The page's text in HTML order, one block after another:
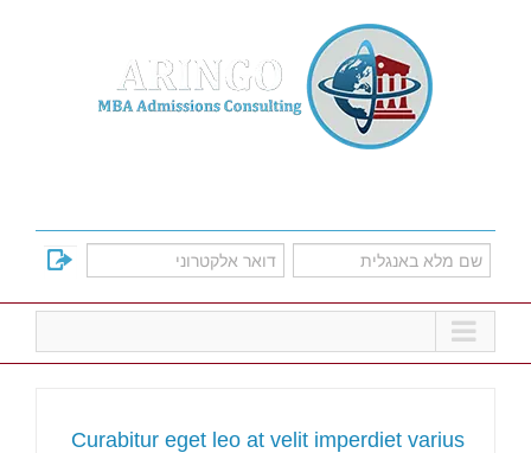
Curabitur eget leo at velit imperdiet varius